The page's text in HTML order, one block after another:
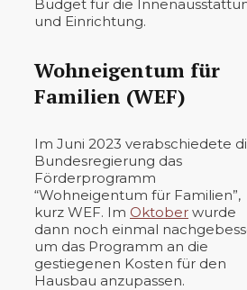
Budget für die
und Einrichtung.
Wohneigentum für
Familien (WEF)
Im Juni 2023 verabschiedete
Bundesregierung das
Förderprogramm
“Wohneigentum für Familien”,
kurz WEF. Im Oktober wurde
dann noch einmal
um das Programm an die
gestiegenen Kosten für den
Hausbau anzupassen.